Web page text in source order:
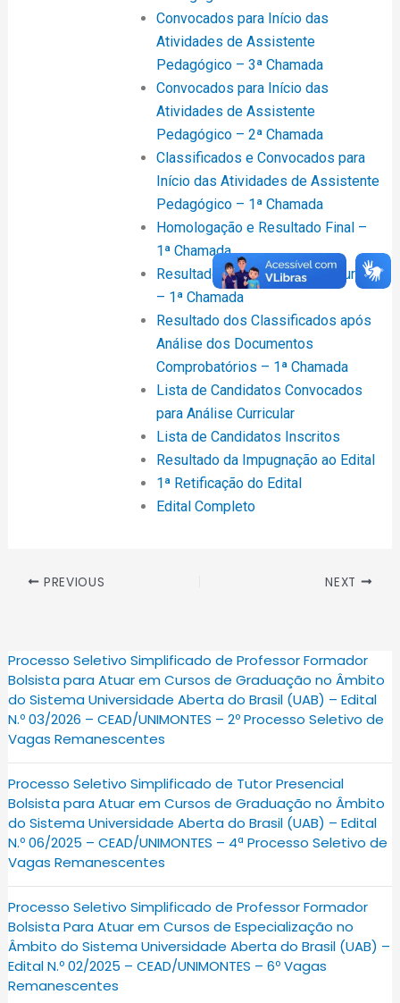
Convocados para Início das
Atividades de Assistente
Pedagógico – 3ª Chamada
Convocados para Início das
Atividades de Assistente
Pedagógico – 2ª Chamada
Classificados e Convocados para
Início das Atividades de Assistente
Pedagógico – 1ª Chamada
Homologação e Resultado Final –
1ª Chamada
Resultado da Análise dos Recursos
– 1ª Chamada
Resultado dos Classificados após
Análise dos Documentos
Comprobatórios – 1ª Chamada
Lista de Candidatos Convocados
para Análise Curricular
Lista de Candidatos Inscritos
Resultado da Impugnação ao Edital
1ª Retificação do Edital
Edital Completo
PREVIOUS NEXT
Processo Seletivo Simplificado de Professor Formador
Bolsista para Atuar em Cursos de Graduação no Âmbito
do Sistema Universidade Aberta do Brasil (UAB) – Edital
N.º 03/2026 – CEAD/UNIMONTES – 2º Processo Seletivo de
Vagas Remanescentes
Processo Seletivo Simplificado de Tutor Presencial
Bolsista para Atuar em Cursos de Graduação no Âmbito
do Sistema Universidade Aberta do Brasil (UAB) – Edital
N.º 06/2025 – CEAD/UNIMONTES – 4ª Processo Seletivo de
Vagas Remanescentes
Processo Seletivo Simplificado de Professor Formador
Bolsista Para Atuar em Cursos de Especialização no
Âmbito do Sistema Universidade Aberta do Brasil (UAB) –
Edital N.º 02/2025 – CEAD/UNIMONTES – 6º Vagas
Remanescentes